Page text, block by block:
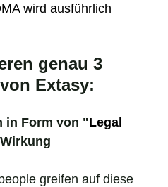
wird ausführlich
genau 3
Extasy:
in Form von "Legal
greifen auf diese